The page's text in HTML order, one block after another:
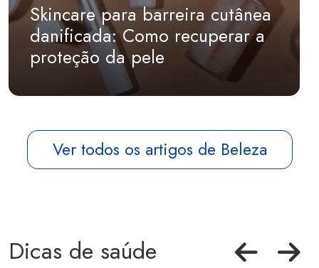
Skincare para barreira cutânea
danificada: Como recuperar a
proteção da pele
Ver todos os artigos de Beleza
Dicas de saúde